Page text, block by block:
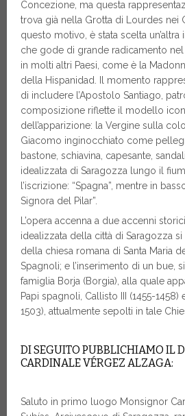
Concezione, ma questa
trova già nella Grotta di Lourdes nei
questo motivo, è stata scelta un’altra
che gode di grande radicamento
in molti altri Paesi, come è la
della Hispanidad. Il momento
di includere l’Apostolo Santiago,
composizione riflette il modello
dell’apparizione: la Vergine sulla
Giacomo inginocchiato come
bastone, schiavina, capesante,
idealizzata di Saragozza lungo il
l’iscrizione: “Spagna”, mentre in
Signora del Pilar”.
L’opera accenna a due accenni
idealizzata della città di Saragozza si
della chiesa romana di Santa Maria
Spagnoli; e l’inserimento di un bue,
famiglia Borja (Borgia), alla quale
Papi spagnoli, Callisto III (1455-1458)
1503), attualmente sepolti in tale
DI SEGUITO PUBBLICHIAMO IL
CARDINALE VÉRGEZ ALZAGA:
Saluto in primo luogo Monsignor